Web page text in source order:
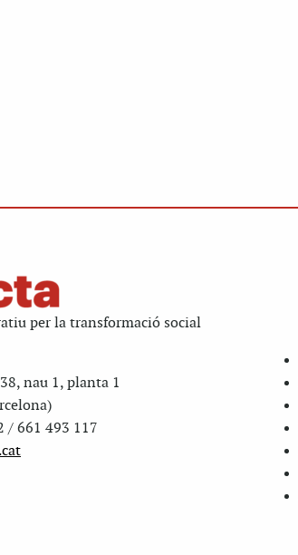
per la transformació social
nau 1, planta 1
/ 661 493 117